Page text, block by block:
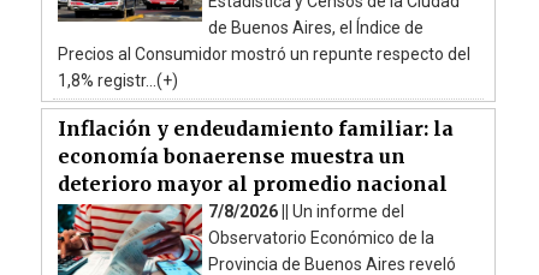
de Buenos Aires, el Índice de
Precios al Consumidor mostró un repunte respecto del
1,8% registr...(+)
Inflación y endeudamiento familiar: la
economía bonaerense muestra un
deterioro mayor al promedio nacional
7/8/2026 || Un informe del
Observatorio Económico de la
Provincia de Buenos Aires reveló